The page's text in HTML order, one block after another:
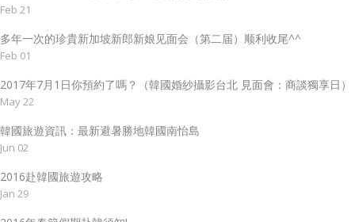
Feb 21
多年一次的珍貴新加坡新郎新娘见面会（第二届）顺利收尾^^
Feb 01
2017年7月1日你預約了嗎？（韓國婚紗攝影台北 見面會：商談獨享日）
May 22
韓國旅遊資訊：最新避暑勝地韓國南怡島
Jun 02
2016赴韓國旅遊攻略
Jan 29